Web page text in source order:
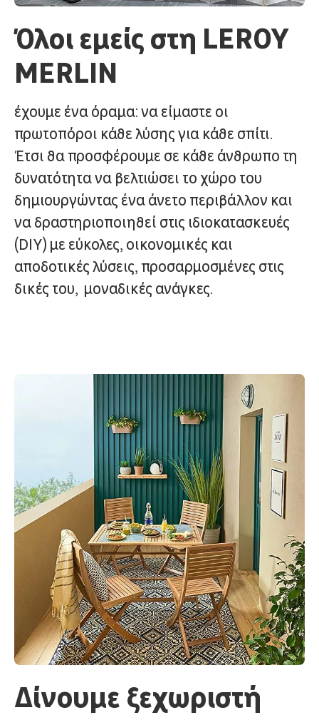
Όλοι εμείς στη LEROY
MERLIN
έχουμε ένα όραμα: να είμαστε οι
πρωτοπόροι κάθε λύσης για κάθε σπίτι.
Έτσι θα προσφέρουμε σε κάθε άνθρωπο τη
δυνατότητα να βελτιώσει το χώρο του
δημιουργώντας ένα άνετο περιβάλλον και
να δραστηριοποιηθεί στις ιδιοκατασκευές
(DIY) με εύκολες, οικονομικές και
αποδοτικές λύσεις, προσαρμοσμένες στις
δικές του, μοναδικές ανάγκες.
Δίνουμε ξεχωριστή